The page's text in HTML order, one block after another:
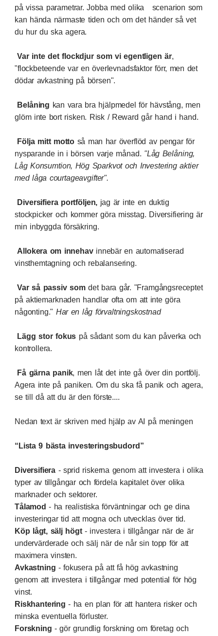
på vissa parametrar. Jobba med olika scenarion som
kan hända närmaste tiden och om det händer så vet
du hur du ska agera.
Var inte det flockdjur som vi egentligen är,
"flockbeteende var en överlevnadsfaktor förr, men det
dödar avkastning på börsen".
Belåning kan vara bra hjälpmedel för hävstång, men
glöm inte bort risken. Risk / Reward går hand i hand.
Följa mitt motto så man har överflöd av pengar för
nysparande in i börsen varje månad. "Låg Belåning,
Låg Konsumtion, Hög Sparkvotoch Investering aktier
med låga courtageavgifter".
Diversifiera portföljen, jag är inte en duktig
stockpicker och kommer göra misstag. Diversifiering är
min inbyggda försäkring.
Allokera om innehavinnebär en automatiserad
vinsthemtagning och rebalansering.
Var så passiv som det bara går. "Framgångsreceptet
på aktiemarknaden handlar ofta om att inte göra
någonting." Har en låg förvaltningskostnad
Lägg stor fokus på sådant som du kan påverka och
kontrollera.
Få gärna panik, men låt det inte gå över din portfölj.
Agera inte på paniken. Om du ska få panik och agera,
se till då att du är den förste....
Nedan text är skriven med hjälp av AI på meningen
“Lista 9 bästa investeringsbudord”
Diversifiera - sprid riskerna genom att investera i olika
typer av tillgångar och fördela kapitalet över olika
marknader och sektorer.
Tålamod- ha realistiska förväntningar och ge dina
investeringar tid att mogna och utvecklas över tid.
Köp lågt, sälj högt- investera i tillgångar när de är
undervärderade och sälj när de når sin topp för att
maximera vinsten.
Avkastning - fokusera på att få hög avkastning
genom att investera i tillgångar med potential för hög
vinst.
Riskhantering - ha en plan för att hantera risker och
minska eventuella förluster.
Forskning - gör grundlig forskning om företag och